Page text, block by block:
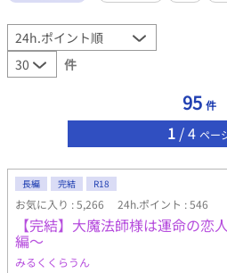
件
95 件
1 / 4 ペー
長編 完結 R18
お気に入り : 5,266 24h.ポイント : 546
【完結】大魔法師様は運命の恋
編〜
みるくくらうん